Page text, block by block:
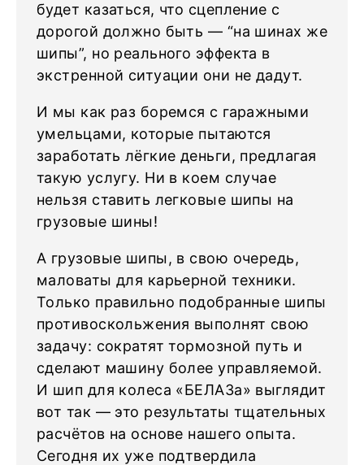
будет казаться, что сцепление с
дорогой должно быть — “на шинах же
шипы”, но реального эффекта в
экстренной ситуации они не дадут.
И мы как раз боремся с гаражными
умельцами, которые пытаются
заработать лёгкие деньги, предлагая
такую услугу. Ни в коем случае
нельзя ставить легковые шипы на
грузовые шины!
А грузовые шипы, в свою очередь,
маловаты для карьерной техники.
Только правильно подобранные шипы
противоскольжения выполнят свою
задачу: сократят тормозной путь и
сделают машину более управляемой.
И шип для колеса «БЕЛАЗа» выглядит
вот так — это результаты тщательных
расчётов на основе нашего опыта.
Сегодня их уже подтвердила